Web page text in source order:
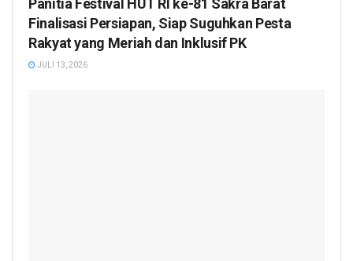
Finalisasi Persiapan, Siap Suguhkan Pesta
Rakyat yang Meriah dan Inklusif PK
JULI 13, 2026